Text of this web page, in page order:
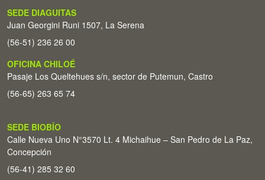
SEDE DIAGUITAS
Juan Georgini Runi 1507, La Serena
(56-51) 236 26 00
OFICINA CHILOÉ
Pasaje Los Queltehues s/n, sector de Putemun, Castro
(56-65) 263 65 74
SEDE BIOBÍO
Calle Nueva Uno N°3570 Lt. 4 Michaihue – San Pedro de La Paz,
Concepción
(56-41) 285 32 60